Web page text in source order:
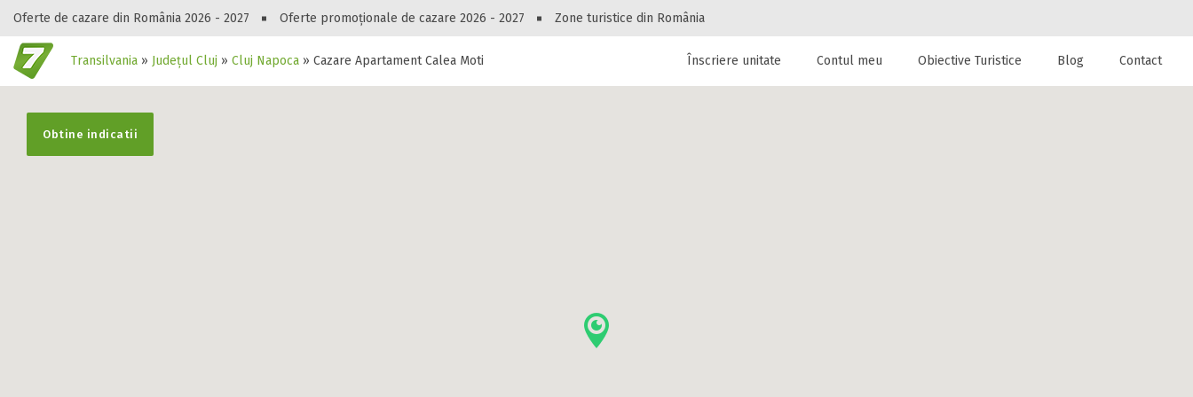
Oferte de cazare din România 2026 - 2027 Oferte promoționale de cazare 2026 - 2027 Zone turistice din România
Transilvania » Județul Cluj » Cluj Napoca » Cazare Apartament Calea Motilor I
Peste 10544 oferte de cazare!
Gasești hoteluri, pensiuni, vile, apartamente sau alte unitați de cazare la
Înscriere unitate Contul meu Obiective Turistice Blog Contact
Obtine indicatii